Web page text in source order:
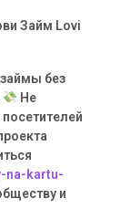
Займ Lovi
без
Не
na-kartu-
и